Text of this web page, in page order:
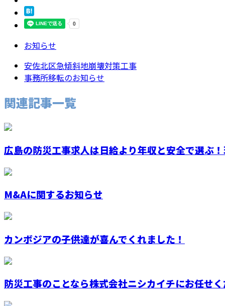
お知らせ
安佐北区急傾斜地崩壊対策工事
事務所移転のお知らせ
関連記事一覧
広島の防災工事求人は日給より年収と安全で選ぶ
M&Aに関するお知らせ
カンボジアの子供達が喜んでくれました！
防災工事のことなら株式会社ニシカイチにお任せ